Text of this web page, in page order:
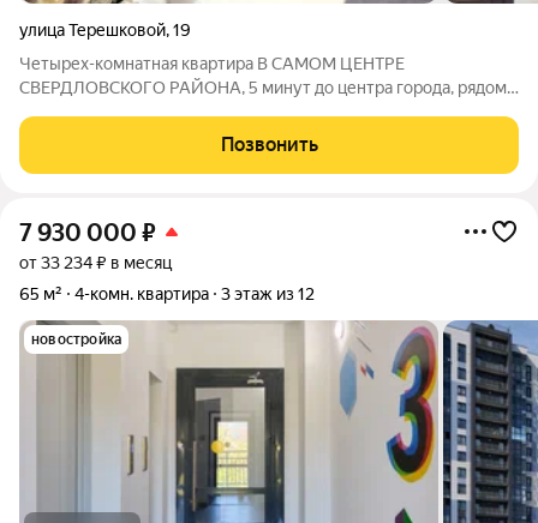
улица Терешковой,19
Четырех-комнатная квартира В САМОМ ЦЕНТРЕ
СВЕРДЛОВСКОГО РАЙОНА, 5 минут до центра города, рядом
большой семьи - сады, школы, рынок, супермаркеты,
остановки, вокзал. Уютный двор, очень большие
Позвонить
7 930 000 ₽
от 33 234 ₽ в месяц
65 м²
4-комн. квартира 3 этаж из 12
новостройка